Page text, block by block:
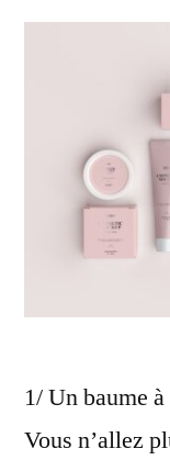
1/ Un baume
Vous n’allez